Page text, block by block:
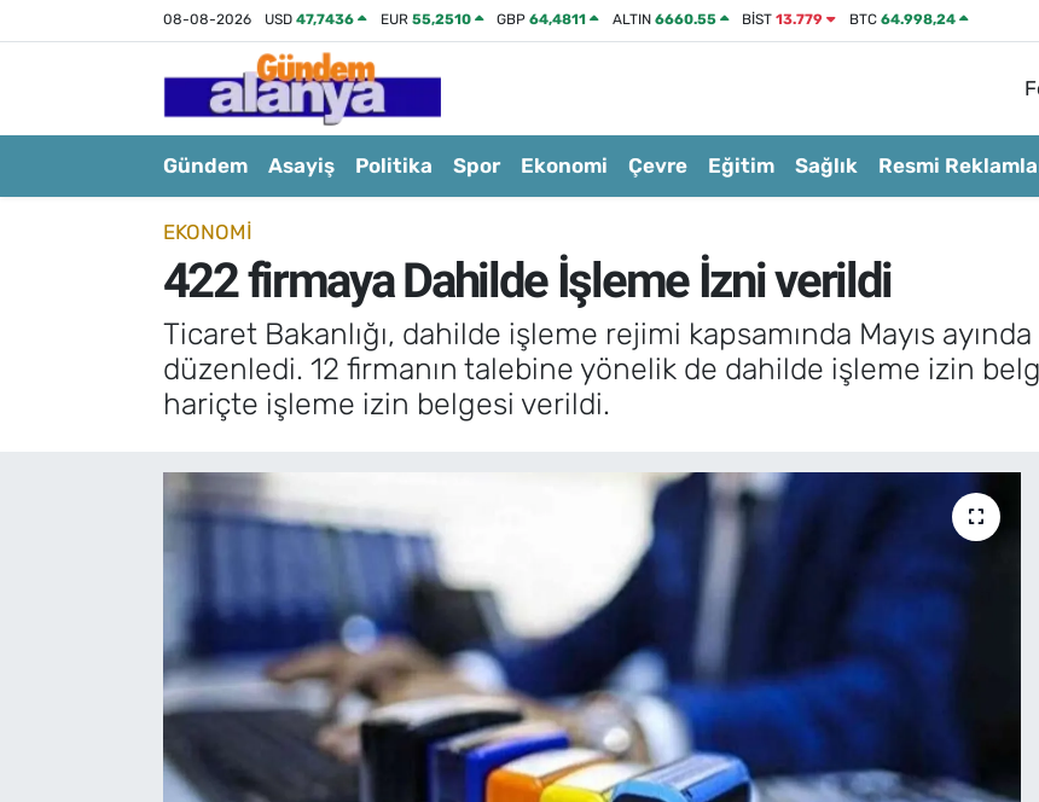
08-08-2026 USD47,7436 EUR 55,2510 GBP64,4811 ALTIN 6660.55 BİST13.779 BTC 64.998,24
Gündem Asayiş Politika Spor Ekonomi Çevre Eğitim Sağlık Resmi
EKONOMI
422 firmaya Dahilde İşleme İzni verildi
Ticaret Bakanlığı, dahilde işleme rejimi kapsamında Mayıs
düzenledi. 12 firmanın talebine yönelik de dahilde işleme izin
hariçte işleme izin belgesi verildi.